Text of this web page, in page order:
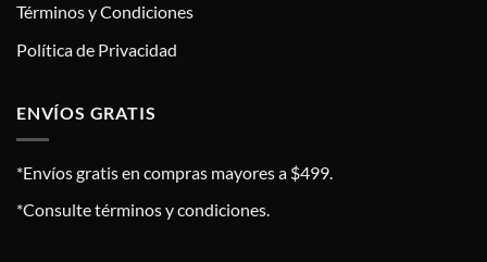
Términos y Condiciones
Política de Privacidad
ENVÍOS GRATIS
*Envíos gratis en compras mayores a $499.
*Consulte términos y condiciones.